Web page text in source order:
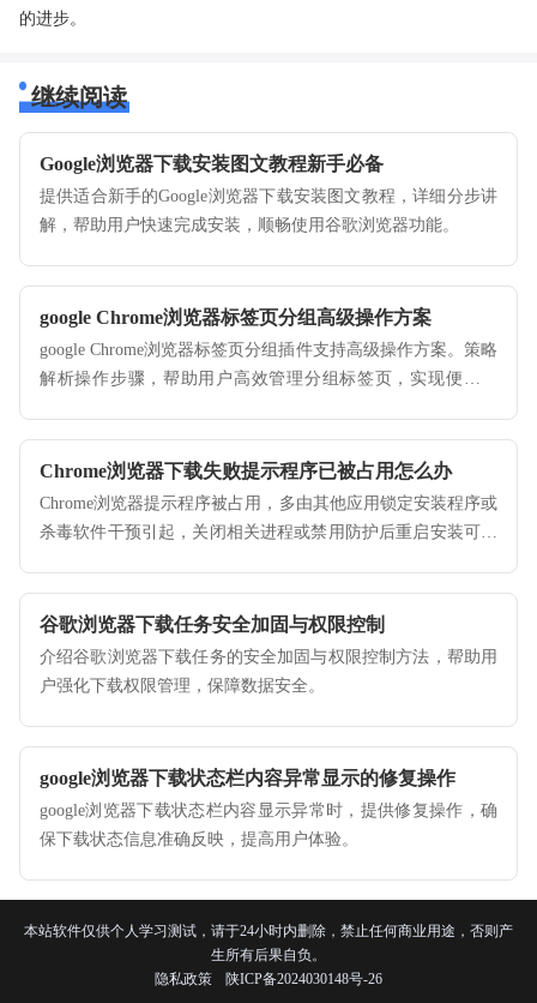
的进步。
继续阅读
Google浏览器下载安装图文教程新手必备
提供适合新手的Google浏览器下载安装图文教程，详细分步讲
解，帮助用户快速完成安装，顺畅使用谷歌浏览器功能。
google Chrome浏览器标签页分组高级操作方案
google Chrome浏览器标签页分组插件支持高级操作方案。策略
解析操作步骤，帮助用户高效管理分组标签页，实现便捷浏
Chrome浏览器下载失败提示程序已被占用怎么办
Chrome浏览器提示程序被占用，多由其他应用锁定安装程序或
杀毒软件干预引起，关闭相关进程或禁用防护后重启安装可解
谷歌浏览器下载任务安全加固与权限控制
介绍谷歌浏览器下载任务的安全加固与权限控制方法，帮助用
户强化下载权限管理，保障数据安全。
google浏览器下载状态栏内容异常显示的修复操作
google浏览器下载状态栏内容显示异常时，提供修复操作，确
保下载状态信息准确反映，提高用户体验。
本站软件仅供个人学习测试，请于24小时内删除，禁止任何商业用途，否则产
生所有后果自负。
隐私政策
陕ICP备2024030148号-26